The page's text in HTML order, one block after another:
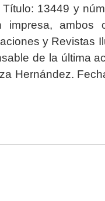
13449 y
impresa, ambos
y Revistas
de la última
Hernández.